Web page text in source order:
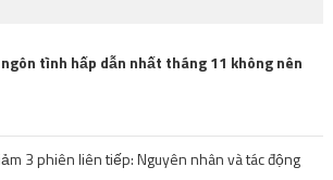
tình hấp dẫn nhất tháng 11 không nên
3 phiên liên tiếp: Nguyên nhân và tác động